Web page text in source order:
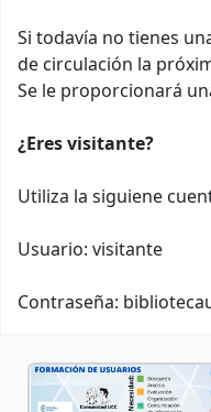
Si todavía no tienes
de circulación la
Se le proporcionará
¿Eres visitante?
Utiliza la siguiene
Usuario: visitante
Contraseña: